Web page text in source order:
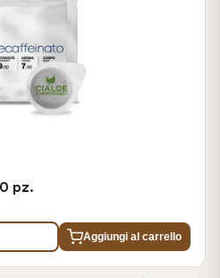
pz.
Aggiungi al carrello